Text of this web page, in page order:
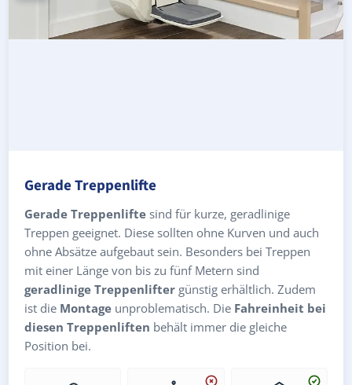
Gerade Treppenlifte
Gerade Treppenlifte sind für kurze, geradlinige
Treppen geeignet. Diese sollten ohne Kurven und auch
ohne Absätze aufgebaut sein. Besonders bei Treppen
mit einer Länge von bis zu fünf Metern sind
geradlinige Treppenlifter günstig erhältlich. Zudem
ist die Montage unproblematisch. Die Fahreinheit bei
diesen Treppenliften behält immer die gleiche
Position bei.